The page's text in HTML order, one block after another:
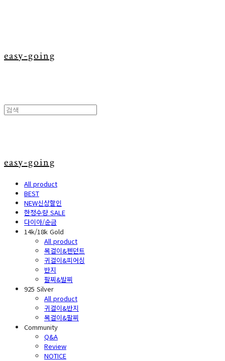
easy-going
easy-going
All product
BEST
NEW신상할인
한정수량 SALE
다이아/순금
14k/18k Gold
All product
목걸이&펜던트
귀걸이&피어싱
반지
팔찌&발찌
925 Silver
All product
귀걸이&반지
목걸이&팔찌
Community
Q&A
Review
NOTICE